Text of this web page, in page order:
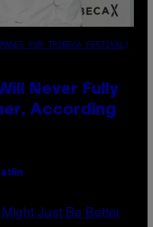
FOR TRIBECA FESTIVAL)
Never Fully
According